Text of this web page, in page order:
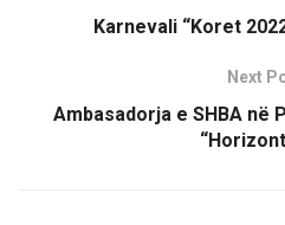
Karnevali “Koret
Next
Ambasadorja e SHBA në